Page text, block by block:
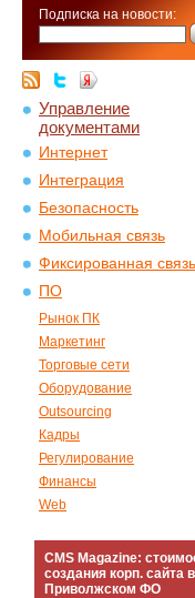
Подписка на новости:
Управление
документами
Интернет
Интеграция
Безопасность
Мобильная связь
Фиксированная связь
ПО
Рынок ПК
Маркетинг
Торговые сети
Оборудование
Outsourcing
Кадры
Регулирование
Финансы
Web
CMS Magazine:
создания корп. сайта в
Приволжском ФО